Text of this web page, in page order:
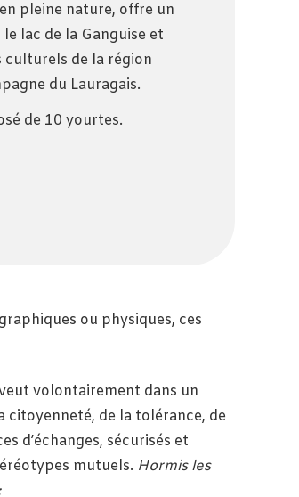
pleine nature, offre un
lac de la Ganguise et
culturels de la région
du Lauragais.
de 10 yourtes.
ou physiques, ces
volontairement dans un
citoyenneté, de la tolérance, de
d’échanges, sécurisés et
mutuels. Hormis les